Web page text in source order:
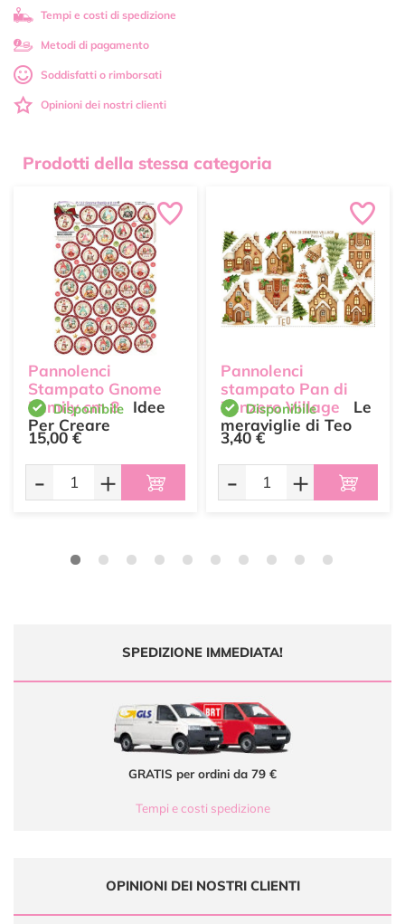
Tempi e costi di spedizione
Metodi di pagamento
Soddisfatti o rimborsati
Opinioni dei nostri clienti
Prodotti della stessa categoria
Pannolenci
Stampato Gnome
Family cm 8
Idee
Per Creare
Disponibile
15,00 €
- +
Pannolenci
stampato Pan di
Zenzero Village
Le
meraviglie di Teo
Disponibile
3,40 €
- +
SPEDIZIONE IMMEDIATA!
GRATIS per ordini da 79 €
Tempi e costi spedizione
OPINIONI DEI NOSTRI CLIENTI